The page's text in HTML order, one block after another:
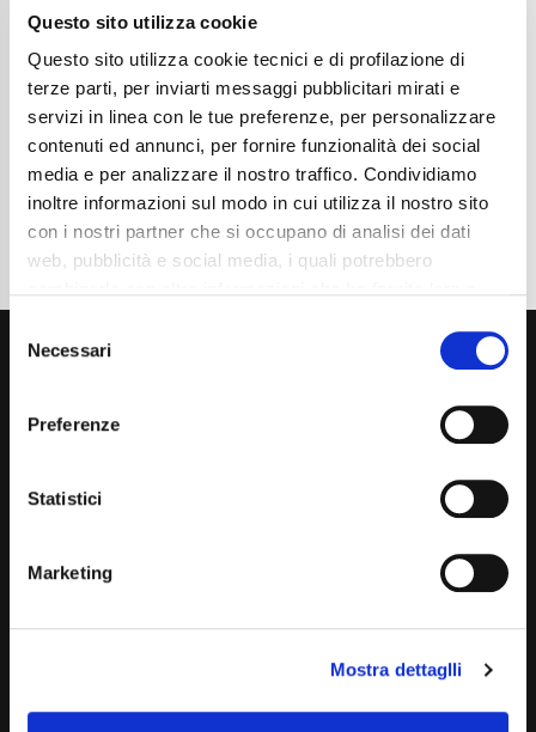
Questo sito utilizza cookie
Questo sito utilizza cookie tecnici e di profilazione di
terze parti, per inviarti messaggi pubblicitari mirati e
servizi in linea con le tue preferenze, per personalizzare
contenuti ed annunci, per fornire funzionalità dei social
media e per analizzare il nostro traffico. Condividiamo
inoltre informazioni sul modo in cui utilizza il nostro sito
con i nostri partner che si occupano di analisi dei dati
web, pubblicità e social media, i quali potrebbero
mera chiusura del banner non comporta l’accettazione
tutti” o selezionando le diverse categorie di cookies
Selection
Necessari
Preferenze
Statistici
Marketing
Mostra dettaglli
Chilometraggio
Cambio
Automatico
Normativa Euro
Euro6d-ISC-FCM
Dettaglio
Via Giuditta Pasta 2, Como (CO) 22100
info@carspecialist.eu
Dal Lunedì al Venerdì: 09:00 - 12:30 | 14:00 - 19:00
Domenica: chiuso